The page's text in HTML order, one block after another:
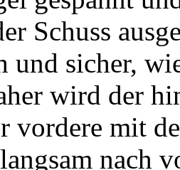
Schuss
und sicher,
wird der
vordere mit
nach